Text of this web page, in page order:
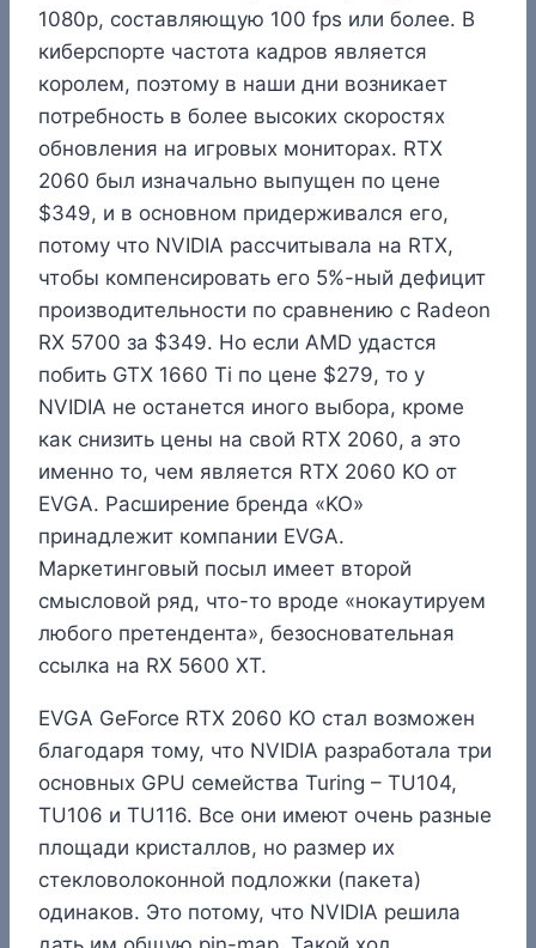
1080p, составляющую 100 fps или более. В
киберспорте частота кадров является
королем, поэтому в наши дни возникает
потребность в более высоких скоростях
обновления на игровых мониторах. RTX
2060 был изначально выпущен по цене
$349, и в основном придерживался его,
потому что NVIDIA рассчитывала на RTX,
чтобы компенсировать его 5%-ный дефицит
производительности по сравнению с Radeon
RX 5700 за $349. Но если AMD удастся
побить GTX 1660 Ti по цене $279, то у
NVIDIA не останется иного выбора, кроме
как снизить цены на свой RTX 2060, а это
именно то, чем является RTX 2060 KO от
EVGA. Расширение бренда «KO»
принадлежит компании EVGA.
Маркетинговый посыл имеет второй
смысловой ряд, что-то вроде «нокаутируем
любого претендента», безосновательная
ссылка на RX 5600 XT.
EVGA GeForce RTX 2060 KO стал возможен
благодаря тому, что NVIDIA разработала три
основных GPU семейства Turing – TU104,
TU106 и TU116. Все они имеют очень разные
площади кристаллов, но размер их
стекловолоконной подложки (пакета)
одинаков. Это потому, что NVIDIA решила